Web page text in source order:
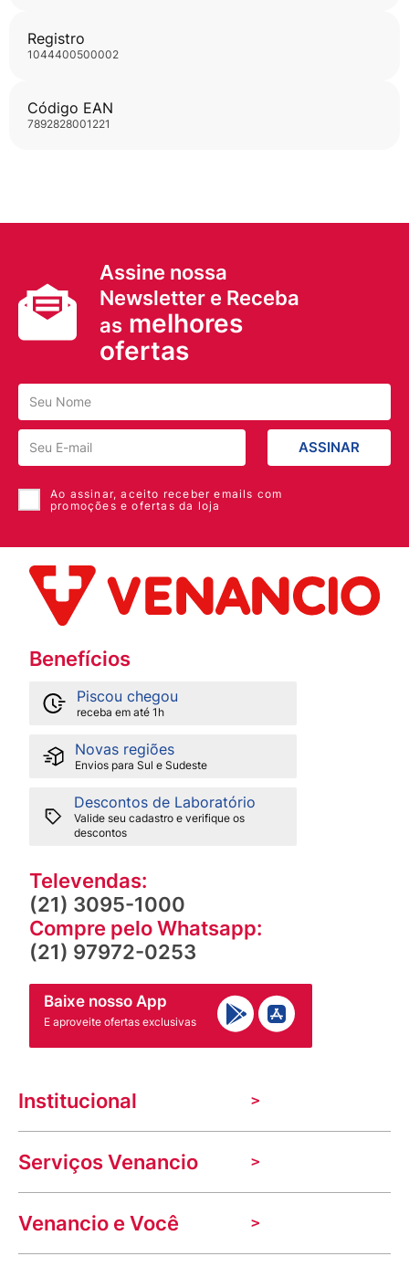
Registro
1044400500002
Código EAN
7892828001221
Assine nossa
Newsletter e Receba
as melhores
ofertas
ASSINAR
Ao assinar, aceito receber emails com
promoções e ofertas da loja
Benefícios
Piscou chegou
receba em até 1h
Novas regiões
Envios para Sul e Sudeste
Descontos de Laboratório
Valide seu cadastro e verifique os
descontos
Televendas:
(21) 3095-1000
Compre pelo Whatsapp:
(21) 97972-0253
Baixe nosso App
E aproveite ofertas exclusivas
Institucional
A Venancio
Trabalhe Conosco
Nossas lojas
Indique seu imóvel
Serviços Venancio
Troca e devolução
Mecânica de promoções
Dúvidas frequentes
Venancio e Você
VClube - Programa de fidelidade